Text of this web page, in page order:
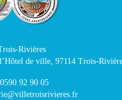
Rivières
de ville, 97114 Trois-
92 90 05